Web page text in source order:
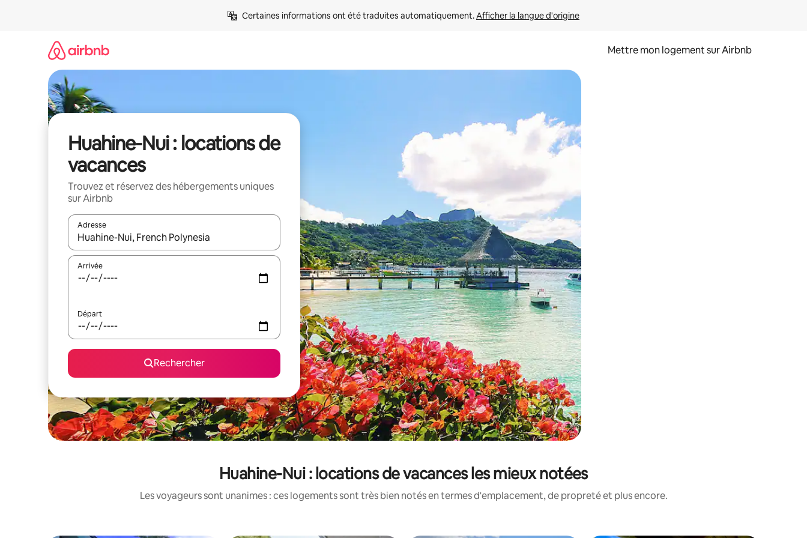
Certaines informations ont été traduites automatiquement. Afficher la langue d'origine
Mettre mon logement sur Airbnb
Huahine-Nui : locations de
vacances
Trouvez et réservez des hébergements uniques
sur Airbnb
Adresse
Lorsque les résultats s'affichent, utilisez les flèches vers le haut et vers le bas pour les parcourir ou en appuyant et en faisant glisser.
Arrivée
Départ
Rechercher
Huahine-Nui : locations de vacances les mieux notées
Les voyageurs sont unanimes : ces logements sont très bien notés en termes d'emplacement, de propreté et plus encore.